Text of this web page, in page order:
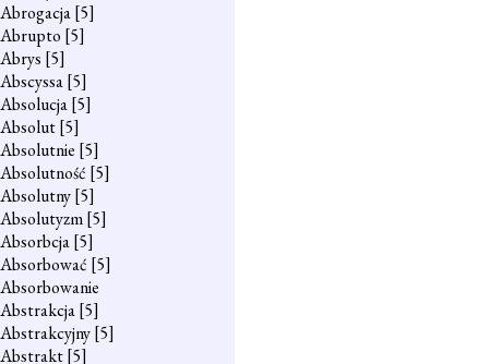
Abrogacja[5]
Abrupto [5]
Abrys [5]
Abscyssa[5]
Absolucja[5]
Absolut[5]
Absolutnie [5]
Absolutność [5]
Absolutny[5]
Absolutyzm[5]
Absorbcja[5]
Absorbować [5]
Absorbowanie
Abstrakcja[5]
Abstrakcyjny[5]
Abstrakt[5]